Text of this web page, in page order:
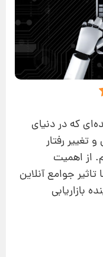
که در دنیای
رفتار
از اهمیت
تاثیر جوامع آنلاین
بازاریابی